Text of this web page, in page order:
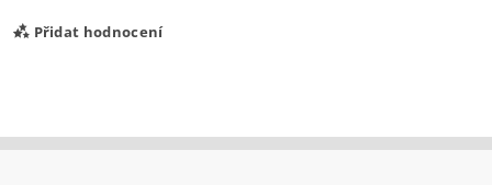
Přidat hodnocení